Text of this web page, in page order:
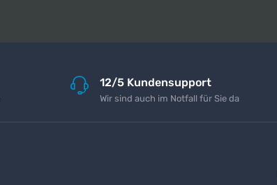
12/5 Kundensupport
Wir sind auch im Notfall für Sie da